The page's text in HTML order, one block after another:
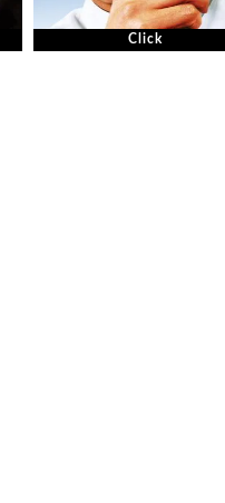
Click